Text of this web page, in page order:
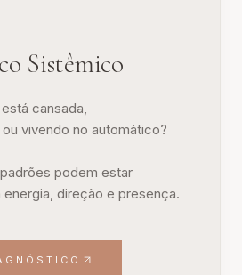
Sistêmico
cansada,
vivendo no automático?
podem estar
direção e presença.